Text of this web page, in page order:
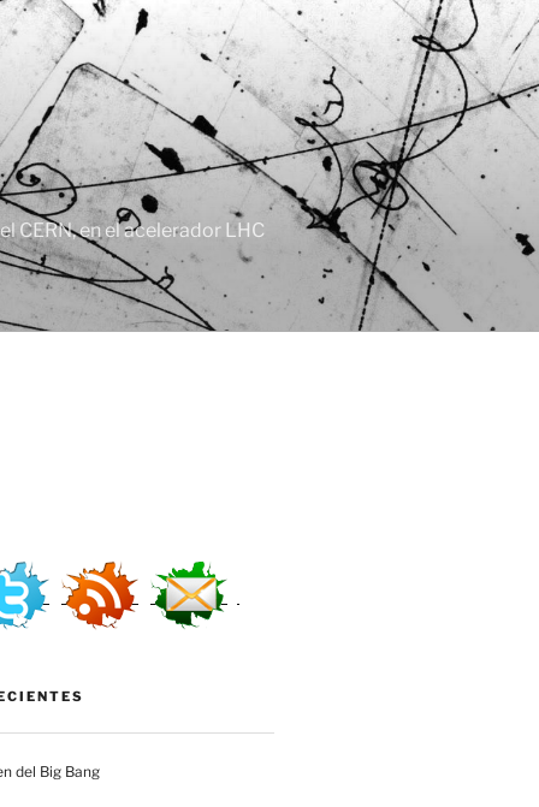
CERN, en el acelerador LHC
del Big Bang